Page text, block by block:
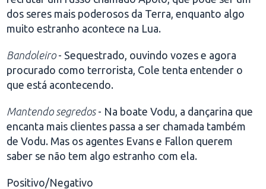
dos seres mais poderosos da Terra, enquanto algo
muito estranho acontece na Lua.
Bandoleiro- Sequestrado, ouvindo vozes e agora
procurado como terrorista, Cole tenta entender o
que está acontecendo.
Mantendo segredos- Na boate Vodu, a dançarina que
encanta mais clientes passa a ser chamada também
de Vodu. Mas os agentes Evans e Fallon querem
saber se não tem algo estranho com ela.
Positivo/Negativo